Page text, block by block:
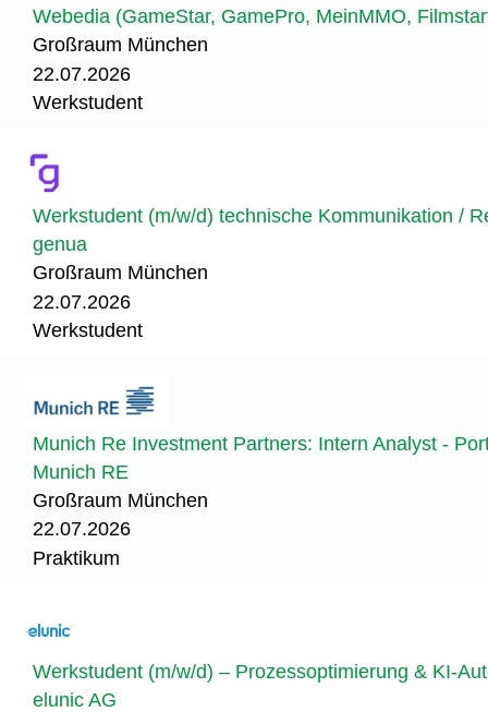
Webedia (GameStar, GamePro, MeinMMO,
Großraum München
22.07.2026
Werkstudent
Werkstudent (m/w/d) technische Kommunikation /
genua
Großraum München
22.07.2026
Werkstudent
Munich Re Investment Partners: Intern Analyst -
Munich RE
Großraum München
22.07.2026
Praktikum
Werkstudent (m/w/d) – Prozessoptimierung & KI-
elunic AG